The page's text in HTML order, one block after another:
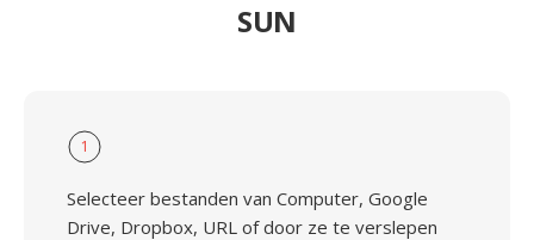
SUN
1
Selecteer bestanden van Computer, Google
Drive, Dropbox, URL of door ze te verslepen